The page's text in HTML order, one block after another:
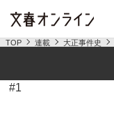
TOP 連載 大正事件史
#1